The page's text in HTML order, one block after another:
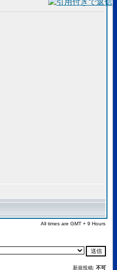
All times are GMT + 9 Hours
新規投稿: 不可